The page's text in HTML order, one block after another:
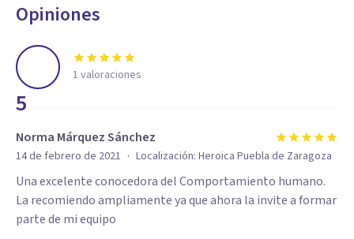
Opiniones
5
1 valoraciones
Norma Márquez Sánchez
14 de febrero de 2021 · Localización: Heroica Puebla de Zaragoza
Una excelente conocedora del Comportamiento humano.
La recomiendo ampliamente ya que ahora la invite a formar
parte de mi equipo